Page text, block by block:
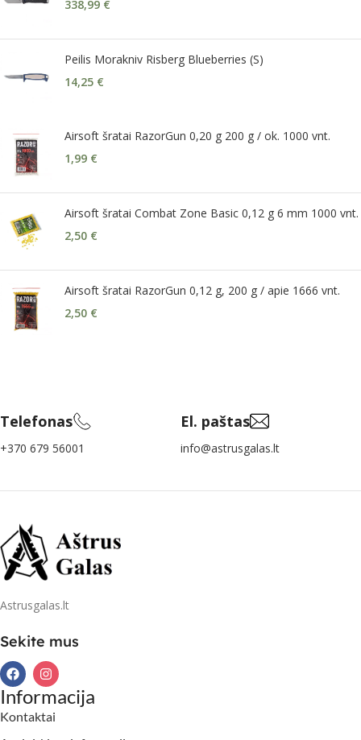
338,99 €
Peilis Morakniv Risberg Blueberries (S)
14,25 €
Airsoft šratai RazorGun 0,20 g 200 g / ok. 1000 vnt.
1,99 €
Airsoft šratai Combat Zone Basic 0,12 g 6 mm 1000 vnt.
2,50 €
Airsoft šratai RazorGun 0,12 g, 200 g / apie 1666 vnt.
2,50 €
Telefonas
+370 679 56001
El. paštas
info@astrusgalas.lt
Astrusgalas.lt
Sekite mus
Informacija
Kontaktai